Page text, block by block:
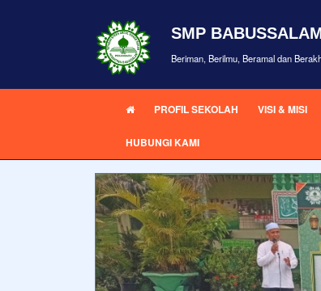
SMP
Beriman, Berilmu, Beramal dan
PROFIL SEKOLAH VISI & MISI
HUBUNGI KAMI